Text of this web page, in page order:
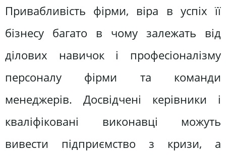
Привабливість фірми, віра в успіх її
бізнесу багато в чому залежать від
ділових навичок і професіоналізму
персоналу фірми та команди
менеджерів. Досвідчені керівники і
кваліфіковані виконавці можуть
вивести підприємство з кризи, а